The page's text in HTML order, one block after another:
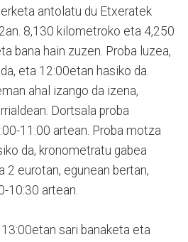
antolatu du Etxeratek
8,130 kilometroko eta 4,250
bana hain zuzen. Proba luzea,
eta 12:00etan hasiko da.
ahal izango da izena,
Dortsala proba
11:00 artean. Proba motza
da, kronometratu gabea
2 eurotan, egunean bertan,
10:30 artean.
sari banaketa eta